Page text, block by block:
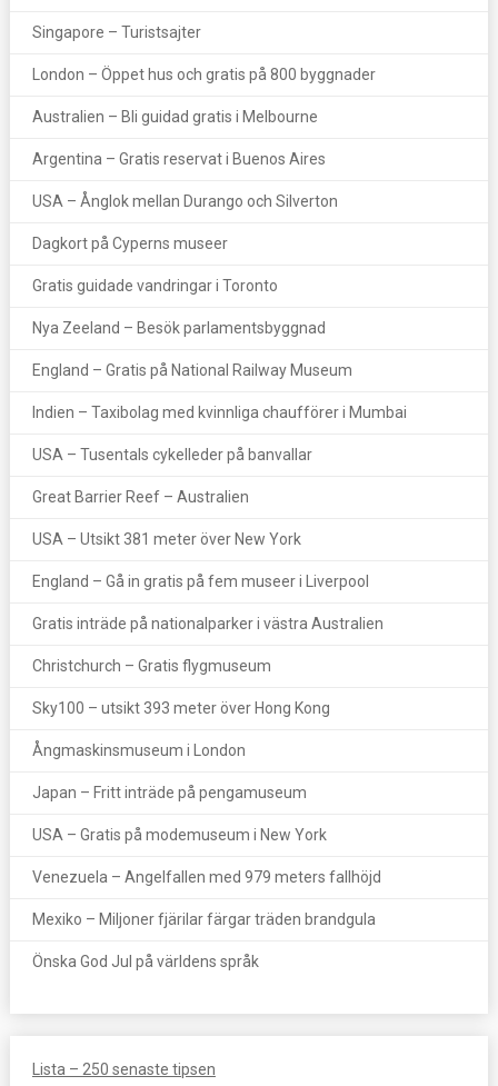
Singapore – Turistsajter
London – Öppet hus och gratis på 800 byggnader
Australien – Bli guidad gratis i Melbourne
Argentina – Gratis reservat i Buenos Aires
USA – Ånglok mellan Durango och Silverton
Dagkort på Cyperns museer
Gratis guidade vandringar i Toronto
Nya Zeeland – Besök parlamentsbyggnad
England – Gratis på National Railway Museum
Indien – Taxibolag med kvinnliga chaufförer i Mumbai
USA – Tusentals cykelleder på banvallar
Great Barrier Reef – Australien
USA – Utsikt 381 meter över New York
England – Gå in gratis på fem museer i Liverpool
Gratis inträde på nationalparker i västra Australien
Christchurch – Gratis flygmuseum
Sky100 – utsikt 393 meter över Hong Kong
Ångmaskinsmuseum i London
Japan – Fritt inträde på pengamuseum
USA – Gratis på modemuseum i New York
Venezuela – Angelfallen med 979 meters fallhöjd
Mexiko – Miljoner fjärilar färgar träden brandgula
Önska God Jul på världens språk
Lista – 250 senaste tipsen